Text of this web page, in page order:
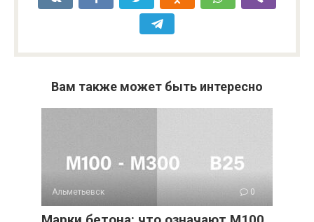
Вам также может быть интересно
Альметьевск 0